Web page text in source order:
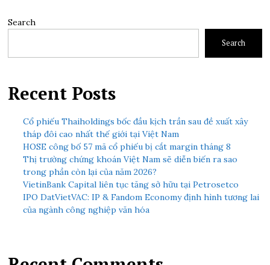
Search
Search
Recent Posts
Cổ phiếu Thaiholdings bốc đầu kịch trần sau đề xuất xây
tháp đôi cao nhất thế giới tại Việt Nam
HOSE công bố 57 mã cổ phiếu bị cắt margin tháng 8
Thị trường chứng khoán Việt Nam sẽ diễn biến ra sao
trong phần còn lại của năm 2026?
VietinBank Capital liên tục tăng sở hữu tại Petrosetco
IPO DatVietVAC: IP & Fandom Economy định hình tương lai
của ngành công nghiệp văn hóa